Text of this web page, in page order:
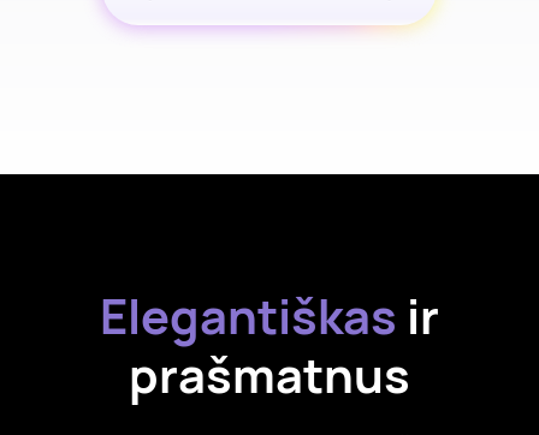
Elegantiškas ir
prašmatnus